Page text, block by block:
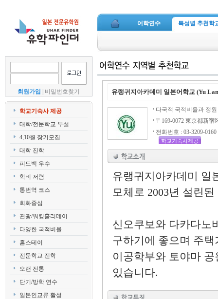
어학연수 특성별 추천학
회원가입 비밀번호찾기
학교기숙사 제공
대학/전문학교 부설
4,10월 장기모집
대학 진학
피드백 우수
학비 저렴
통번역 코스
회화중심
관광/워킹홀리데이
다양한 국적비율
홈스테이
전문학교 진학
오랜 전통
단기/방학 연수
일본인교류 활성
유랭귀지아카데미 일본어학교 (Yu
다국적 국적비율과 정
〒169-0072 東京都新宿
전화번호 : 03-3209-0160
학교기숙사제공
유랭귀지아카데미 일
모체로 2003년 설린
신오쿠보와 다카다노
구하기에 좋으며 주
이공학부와 토야마
있습니다.